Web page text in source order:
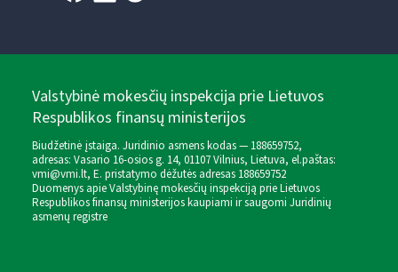
Valstybinė mokesčių inspekcija prie Lietuvos
Respublikos finansų ministerijos
Biudžetinė įstaiga. Juridinio asmens kodas — 188659752,
adresas: Vasario 16-osios g. 14, 01107 Vilnius, Lietuva, el.paštas:
vmi@vmi.lt, E. pristatymo dėžutės adresas 188659752
Duomenys apie Valstybinę mokesčių inspekciją prie Lietuvos
Respublikos finansų ministerijos kaupiami ir saugomi Juridinių
asmenų registre